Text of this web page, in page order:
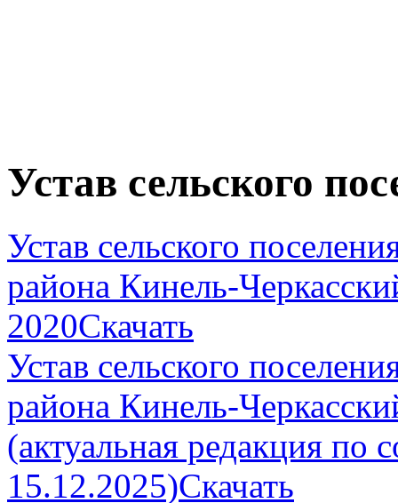
Устав сельского
Устав сельского
района Кинель-
2020Скачать
Устав сельского
района Кинель-
(актуальная редакция по
15.12.2025)Скачать